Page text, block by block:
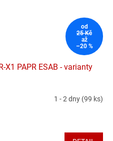
od
25 Kč
až
–20 %
X1 PAPR ESAB - varianty
1 - 2 dny (99 ks)